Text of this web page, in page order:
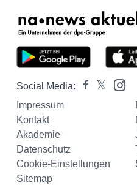
Social Media:
Impressum
Kontakt
Akademie
Datenschutz
Cookie-Einstellungen
Sitemap